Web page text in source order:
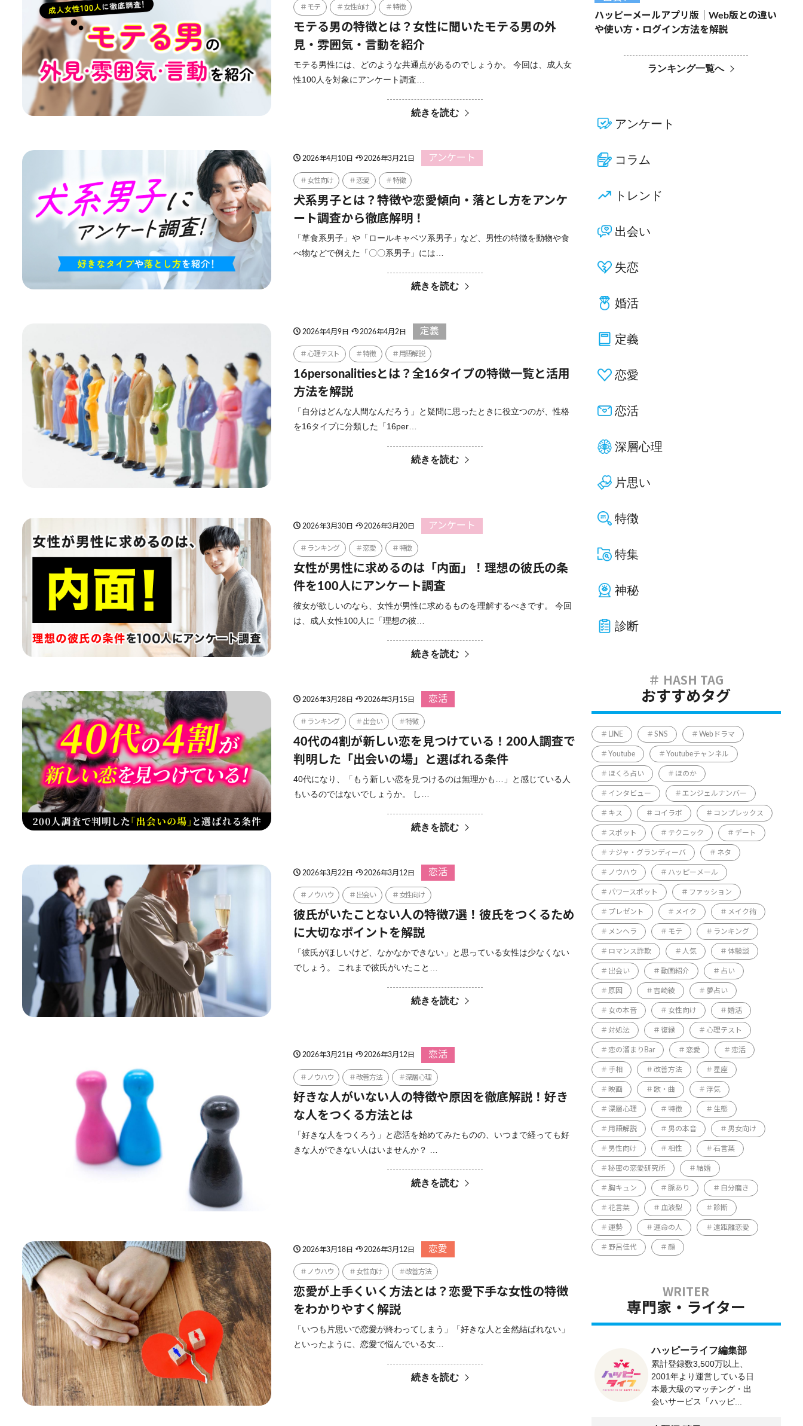
モテ 女性向け 特徴
モテる男の特徴とは？女性に聞いたモテる男の外
見・雰囲気・言動を紹介
モテる男性には、どのような共通点があるのでしょうか。 今回は、成人女
性100人を対象にアンケート調査…
続きを読む
2026年4月10日 2026年3月21日 アンケート
女性向け 恋愛 特徴
犬系男子とは？特徴や恋愛傾向・落とし方をアンケ
ート調査から徹底解明！
「草食系男子」や「ロールキャベツ系男子」など、男性の特徴を動物や食
べ物などで例えた「〇〇系男子」には…
続きを読む
2026年4月9日 2026年4月2日 定義
心理テスト 特徴 用語解説
16personalitiesとは？全16タイプの特徴一覧と活用
方法を解説
「自分はどんな人間なんだろう」と疑問に思ったときに役立つのが、性格
を16タイプに分類した「16per…
続きを読む
2026年3月30日 2026年3月20日 アンケート
ランキング 恋愛 特徴
女性が男性に求めるのは「内面」！理想の彼氏の条
件を100人にアンケート調査
彼女が欲しいのなら、女性が男性に求めるものを理解するべきです。 今回
は、成人女性100人に「理想の彼…
続きを読む
2026年3月28日 2026年3月15日 恋活
ランキング 出会い 特徴
40代の4割が新しい恋を見つけている！200人調査で
判明した「出会いの場」と選ばれる条件
40代になり、「もう新しい恋を見つけるのは無理かも…」と感じている人
もいるのではないでしょうか。 し…
続きを読む
2026年3月22日 2026年3月12日 恋活
ノウハウ 出会い 女性向け
彼氏がいたことない人の特徴7選！彼氏をつくるため
に大切なポイントを解説
「彼氏がほしいけど、なかなかできない」と思っている女性は少なくない
でしょう。 これまで彼氏がいたこと…
続きを読む
2026年3月21日 2026年3月12日 恋活
ノウハウ 改善方法 深層心理
好きな人がいない人の特徴や原因を徹底解説！好き
な人をつくる方法とは
「好きな人をつくろう」と恋活を始めてみたものの、いつまで経っても好
きな人ができない人はいませんか？ …
続きを読む
2026年3月18日 2026年3月12日 恋愛
ノウハウ 女性向け 改善方法
恋愛が上手くいく方法とは？恋愛下手な女性の特徴
をわかりやすく解説
「いつも片思いで恋愛が終わってしまう」「好きな人と全然結ばれない」
といったように、恋愛で悩んでいる女…
続きを読む
ハッピーメールアプリ版｜Web版との違い
や使い方・ログイン方法を解説
ランキング一覧へ
アンケート
コラム
トレンド
出会い
失恋
婚活
定義
恋愛
恋活
深層心理
片思い
特徴
特集
神秘
診断
おすすめタグ
LINE SNS Webドラマ
Youtube Youtubeチャンネル
ほくろ占い ほのか
インタビュー エンジェルナンバー
キス コイラボ コンプレックス
スポット テクニック デート
ナジャ・グランディーバ ネタ
ノウハウ ハッピーメール
パワースポット ファッション
プレゼント メイク メイク術
メンヘラ モテ ランキング
ロマンス詐欺 人気 体験談
出会い 動画紹介 占い
原因 吉崎綾 夢占い
女の本音 女性向け 婚活
対処法 復縁 心理テスト
恋の溜まりBar 恋愛 恋活
手相 改善方法 星座
映画 歌・曲 浮気
深層心理 特徴 生態
用語解説 男の本音 男女向け
男性向け 相性 石言葉
秘密の恋愛研究所 結婚
胸キュン 脈あり 自分磨き
花言葉 血液型 診断
運勢 運命の人 遠距離恋愛
野呂佳代 顔
専門家・ライター
ハッピーライフ編集部
累計登録数3,500万以上、
2001年より運営している日
本最大級のマッチング・出
会いサービス「ハッピ...